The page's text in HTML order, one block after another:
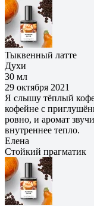
Тыквенный латте
Духи
30 мл
29 октября 2021
Я слышу тёплый
кофейне с
ровно, и аромат
внутреннее тепло.
Елена
Cтойкий прагматик